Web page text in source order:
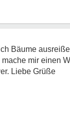
Bäume
mir einen
Liebe Grüße